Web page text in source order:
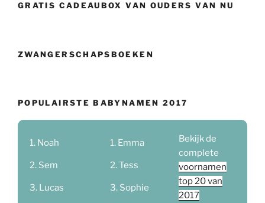
GRATIS CADEAUBOX VAN OUDERS VAN NU
ZWANGERSCHAPSBOEKEN
POPULAIRSTE BABYNAMEN 2017
Noah
Sem
Lucas
Emma
Tess
Sophie
Bekijk de
complete
voornamen
top 20 van
2017